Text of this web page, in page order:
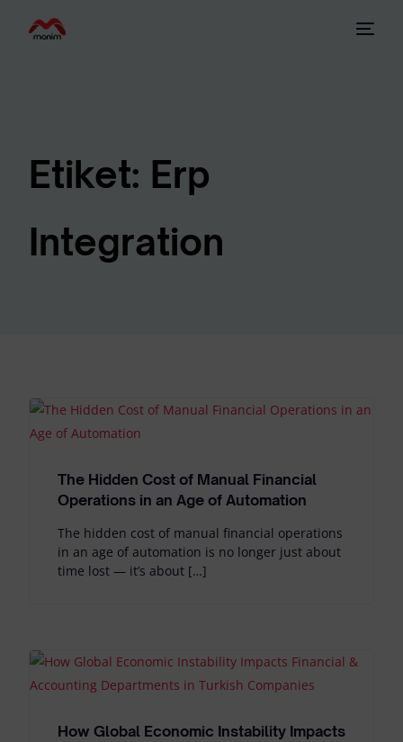
Etiket: Erp
Integration
The Hidden Cost of Manual Financial
Operations in an Age of Automation
The hidden cost of manual financial operations
in an age of automation is no longer just about
time lost — it’s about […]
How Global Economic Instability Impacts